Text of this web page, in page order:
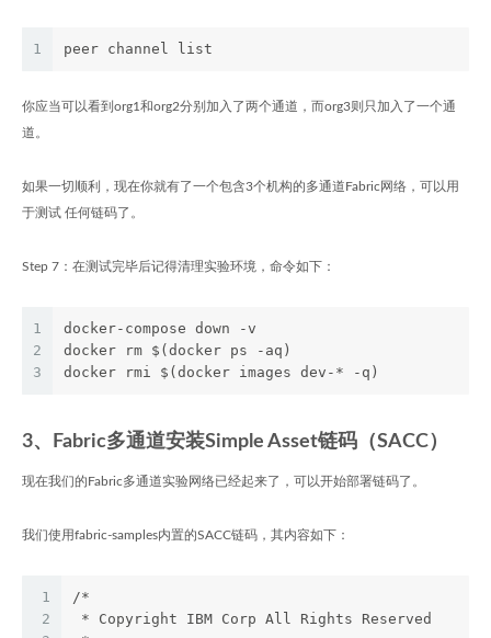
1 peer channel list
你应当可以看到org1和org2分别加入了两个通道，而org3则只加入了一个通
道。
如果一切顺利，现在你就有了一个包含3个机构的多通道Fabric网络，可以用
于测试 任何链码了。
Step 7：在测试完毕后记得清理实验环境，命令如下：
1
2
3
docker-compose down -v
docker rm $(docker ps -aq)
docker rmi $(docker images dev-* -q)
3、Fabric多通道安装Simple Asset链码（SACC）
现在我们的Fabric多通道实验网络已经起来了，可以开始部署链码了。
我们使用fabric-samples内置的SACC链码，其内容如下：
1
2
/*
* Copyright IBM Corp All Rights Reserved